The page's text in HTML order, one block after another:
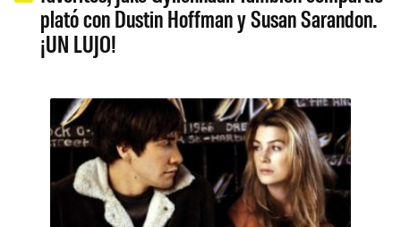
plató con Dustin Hoffman y Susan Sarandon.
¡UN LUJO!